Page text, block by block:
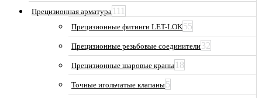
Прецизионная арматура 111
Прецизионные фитинги LET-LOK55
Прецизионные резьбовые соединители32
Прецизионные шаровые краны 18
Точные игольчатые клапаны5